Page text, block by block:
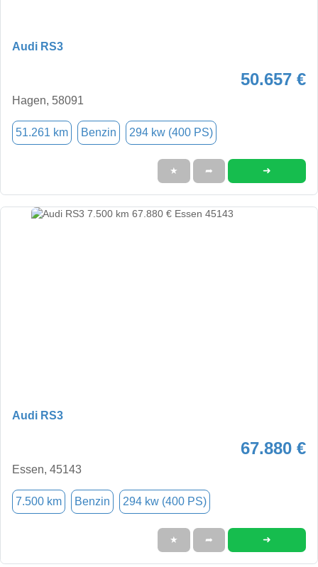
Audi RS3
50.657 €
Hagen, 58091
51.261 km Benzin 294 kw (400 PS)
★ ➦ ➜
Audi RS3
67.880 €
Essen, 45143
7.500 km Benzin 294 kw (400 PS)
★ ➦ ➜